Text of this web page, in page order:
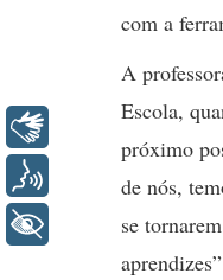
com a
A
Escola,
próximo
de nós,
se
Libras
+ Acessibilidade